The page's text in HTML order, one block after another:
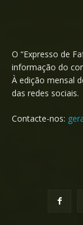
O “Expresso de
informação do
À edição mensal
das redes sociais.
Contacte-nos: